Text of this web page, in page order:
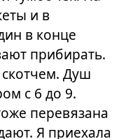
и в
в конце
прибирать.
скотчем. Душ
с 6 до 9.
перевязана
Я приехала